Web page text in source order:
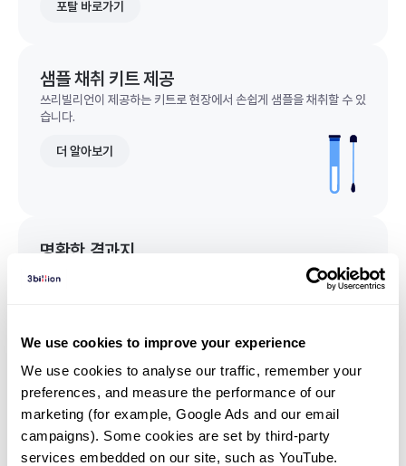
We use cookies to improve your experience
We use cookies to analyse our traffic, remember your
preferences, and measure the performance of our
marketing (for example, Google Ads and our email
campaigns). Some cookies are set by third-party
services embedded on our site, such as YouTube.
포탈 바로가기
샘플 채취 키트 제공
쓰리빌리언이 제공하는 키트로 현장에서 손쉽게 샘플을 채취할 수 있
습니다.
더 알아보기
명확한 결과지
임상유전학팀과 소통
궁금한 점을 임상유전학팀과 직접 논의 할 수 있습니다.
문의하기